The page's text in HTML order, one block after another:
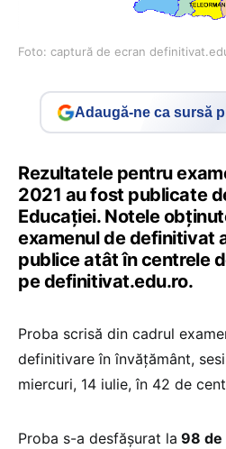
Foto: captură de ecran
Adaugă-ne ca sursă
Rezultatele pentru
2021 au fost publicate
Educației. Notele
examenul de definitivat
publice atât în centrele
pe definitivat.edu.ro.
Proba scrisă din cadrul
definitivare în învățământ,
miercuri, 14 iulie, în 42 de
Proba s-a desfășurat la 98 de